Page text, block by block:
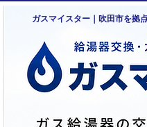
ガスマイスター｜吹田市を